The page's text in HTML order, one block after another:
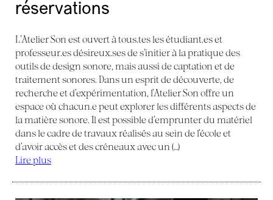
réservations
L’Atelier Son est ouvert à tous.tes les étudiant.es et
professeur.es désireux.ses de s’initier à la pratique des
outils de design sonore, mais aussi de captation et de
traitement sonores. Dans un esprit de découverte, de
recherche et d’expérimentation, l’Atelier Son offre un
espace où chacun.e peut explorer les différents aspects de
la matière sonore. Il est possible d’emprunter du matériel
dans le cadre de travaux réalisés au sein de l’école et
d’avoir accès et des créneaux avec un (…)
Lire plus